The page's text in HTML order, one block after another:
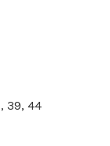
39, 44